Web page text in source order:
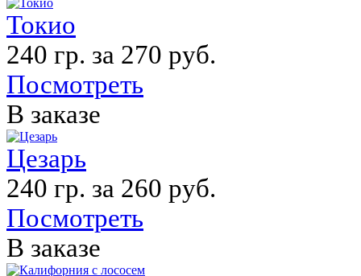
Токио
240 гр. за 270 руб.
Посмотреть
В заказе
Цезарь
240 гр. за 260 руб.
Посмотреть
В заказе